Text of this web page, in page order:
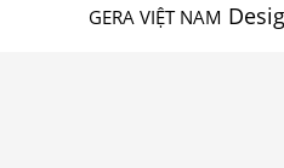
GERA VIỆT NAM